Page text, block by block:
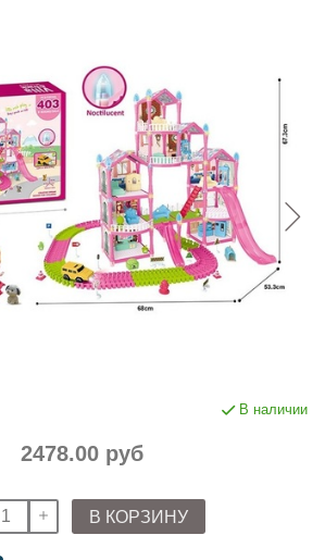
В наличии
2478.00 руб
В КОРЗИНУ